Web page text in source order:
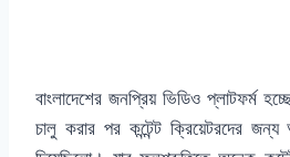
বাংলাদেশের জনপ্রিয় ভিডিও প্লাটফর্ম
চালু করার পর কন্টেন্ট ক্রিয়েটরদের